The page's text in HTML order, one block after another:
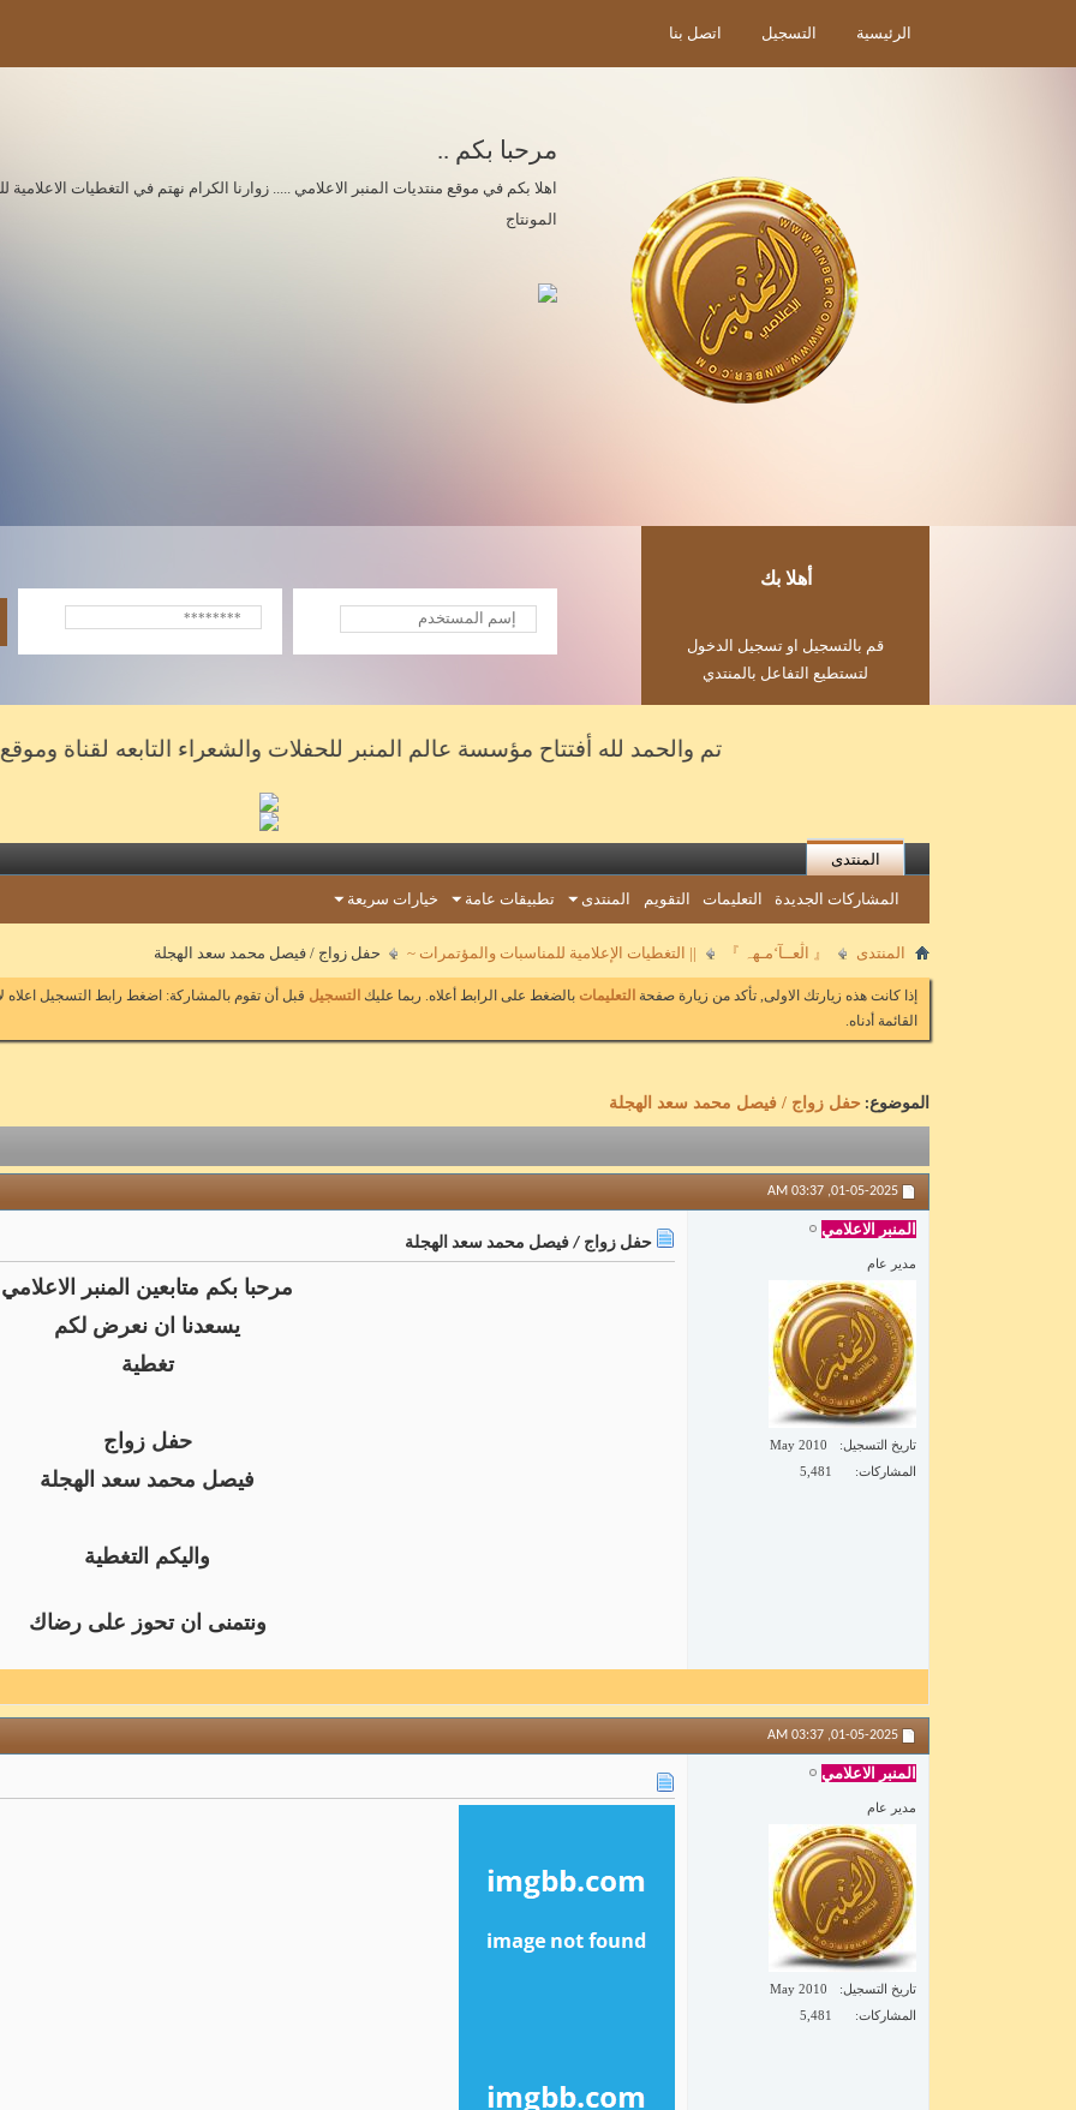
الرئيسية التسجيل اتصل بنا
مرحبا بكم ..
اهلا بكم في موقع منتديات المنبر الاعلامي ..... زوارنا الكرام نهتم في التغطيات
المونتاج
أهلا بك
قم بالتسجيل او تسجيل الدخول
لتستطيع التفاعل بالمنتدي
تم والحمد لله أفتتاح مؤسسة عالم المنبر للحفلات والشعراء التابعه لقناة وموقع المنبر
المنتدى
المشاركات الجديدة التعليمات التقويم المنتدى تطبيقات عامة خيارات سريعة
المنتدى 『 اڷعــآ‘مـهہ 』 || التغطيات الإعلامية للمناسبات والمؤتمرات ~ حفل زواج / فيصل محمد سعد الهجلة
إذا كانت هذه زيارتك الاولى, تأكد من زيارة صفحة التعليمات بالضغط على الرابط أعلاه. ربما عليك التسجيل قبل أن تقوم بالمشاركة: اضغط رابط التسجيل
القائمة أدناه.
الموضوع: حفل زواج / فيصل محمد سعد الهجلة
01-05-2025,
03:37 AM
المنبر الاعلامي
مدير عام
تاريخ التسجيل
May 2010
المشاركات
5,481
حفل زواج / فيصل محمد سعد الهجلة
مرحبا بكم متابعين المنبر الاعلامي
يسعدنا ان نعرض لكم
تغطية
حفل زواج
فيصل محمد سعد الهجلة
واليكم التغطية
ونتمنى ان تحوز على رضاك
01-05-2025,
03:37 AM
المنبر الاعلامي
مدير عام
تاريخ التسجيل
May 2010
المشاركات
5,481